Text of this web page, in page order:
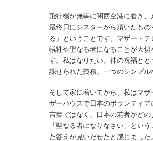
飛行機が無事に関西空港に着き
最終日にシスターから頂いたも
る」ということです。マザー・
犠牲や聖なる者になることが大切
す。私はなりたい。神の祝福と
課せられた義務。一つのシンプ
そして家に着いてから、私はマ
ザーハウスで日本のボランティ
言葉ではなく、日本の若者がど
「聖なる者になりなさい」とい
た答えが見いだせたと感じまし